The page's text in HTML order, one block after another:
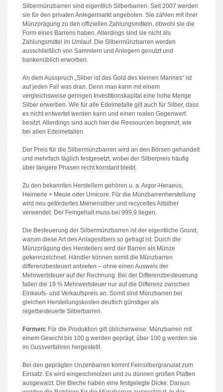
Silbermünzbarren sind eigentlich Silberbarren. Seit 2007 werden
sie für den privaten Anlegermarkt angeboten. Sie zählen mit ihrer
Münzprägung zu den offiziellen Zahlungsmitteln, obwohl sie die
Form eines Barrens haben. Allerdings sind sie nicht als
Zahlungsmittel im Umlauf. Die Silbermünzbarren werden
ausschließlich von Sammlern und Anlegern genutzt und
bankenüblich erworben.
An dem Ausspruch „Silber ist das Gold des kleinen Mannes“ ist
auf jeden Fall was dran. Denn man kann mit einem
vergleichsweise geringen Investitionskapital eine hohe Menge
Silber erwerben. Wie für alle Edelmetalle gilt auch für Silber, dass
es nicht entwertet werden kann und einen realen Gegenwert
besitzt. Allerdings sind auch hier die Ressourcen begrenzt, wie
bei allen Edelmetallen.
Der Preis für die Silbermünzbarren wird an den Börsen gehandelt
und mehrfach täglich festgesetzt, wobei der Silberpreis häufig
über längere Phasen recht konstant bleibt.
Zu den bekannten Herstellern gehören u. a. Argor-Heraeus,
Heimerle + Meule oder Umicore. Für die Münzbarrenherstellung
wird neu gefördertes Mienensilber und recyceltes Altsilber
verwendet. Der Feingehalt muss bei 999,9 liegen.
Die Besteuerung der Silbermünzbarren ist der eigentliche Grund,
warum diese Art des Anlagesilbers so gefragt ist. Durch die
Münzprägung des Herstellers wird der Barren als Münze
gekennzeichnet. Händler können somit die Münzbarren
differenzbesteuert anbieten – ohne einen Ausweis der
Mehrwertsteuer auf der Rechnung. Bei der Differenzbesteuerung
fallen die 19 % Mehrwertsteuer nur auf die Differenz zwischen
Einkaufs- und Verkaufspreis an. Somit sind Münzbarren bei
gleichen Herstellungskosten deutlich günstiger als
regelbesteuerte Silberbarren.
Formen: Für die Produktion gilt üblicherweise: Münzbarren mit
einem Gewicht bis 100 g werden geprägt, über 100 g werden sie
im Gussverfahren hergestellt.
Bei den geprägten Unzenbarren kommt Feinsilbergranulat zum
Einsatz. Es wird eingeschmolzen und zu dünnen großen Platten
ausgewalzt. Die Bleche haben eine festgelegte Dicke. Daraus